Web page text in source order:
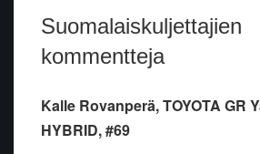
Suomalaiskuljettajien
kommentteja
Kalle Rovanperä, TOYOTA GR
HYBRID, #69